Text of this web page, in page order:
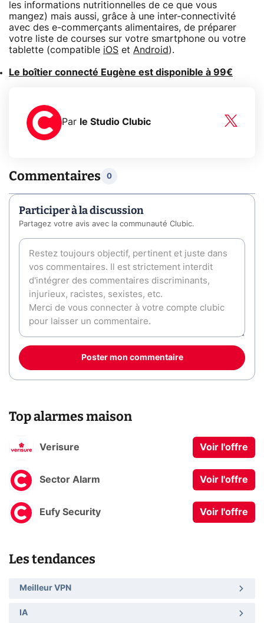
les informations nutritionnelles de ce que vous
mangez) mais aussi, grâce à une inter-connectivité
avec des e-commerçants alimentaires, de préparer
votre liste de courses sur votre smartphone ou votre
tablette (compatible iOS et Android).
Le boîtier connecté Eugène est disponible à 99€
Par le Studio Clubic
Commentaires 0
Participer à la discussion
Partagez votre avis avec la communauté Clubic.
Poster mon commentaire
Top alarmes maison
Verisure Voir l'offre
Sector Alarm Voir l'offre
Eufy Security Voir l'offre
Les tendances
Meilleur VPN
IA